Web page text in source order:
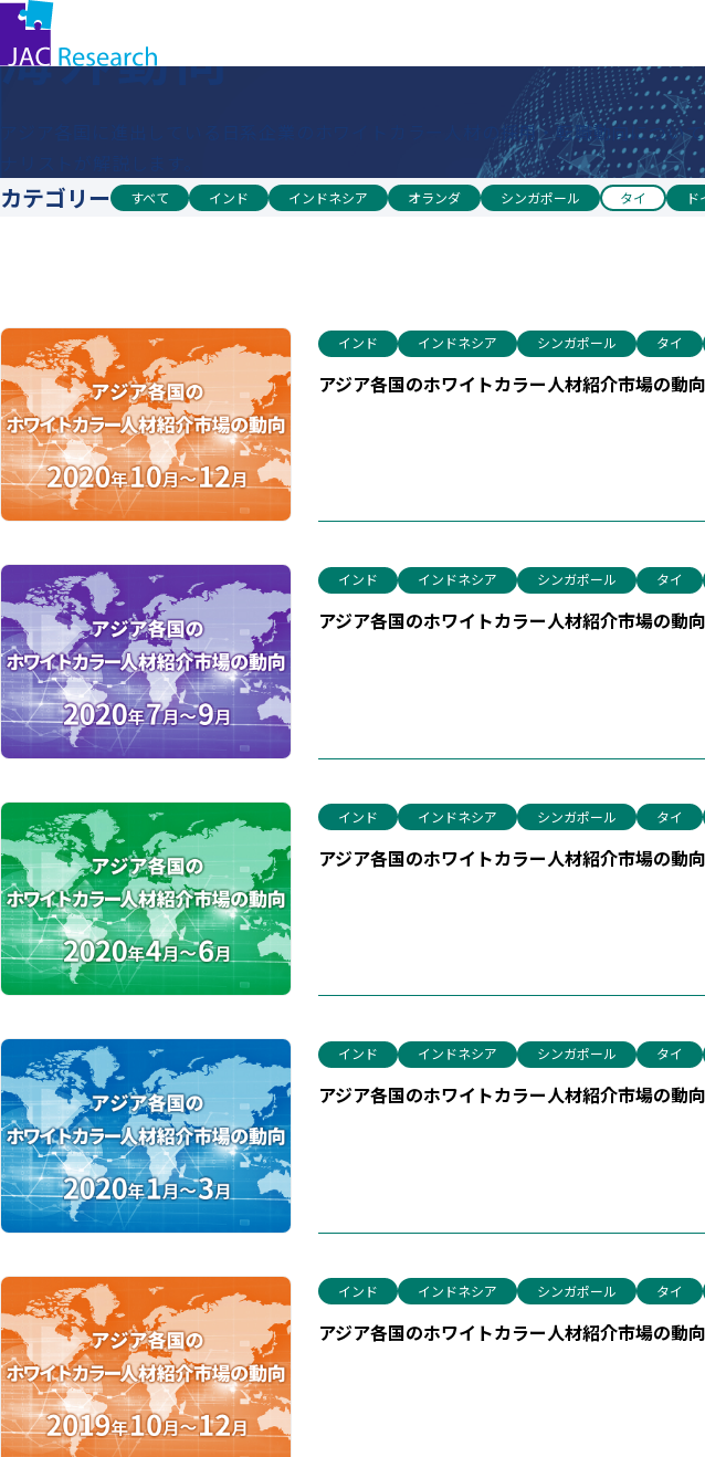
ン
ス
る
トップ
海外動向
アジア各国に進出している日系企業のホワイトカラー人材の採用・転職動向につ
カテゴリー すべて インド インドネシア オランダ シンガポール タイ ド
インド インドネシア シンガポール タイ
アジア各国のホワイトカラー人材紹介市場の動
インド インドネシア シンガポール タイ
アジア各国のホワイトカラー人材紹介市場の動
インド インドネシア シンガポール タイ
アジア各国のホワイトカラー人材紹介市場の動
インド インドネシア シンガポール タイ
アジア各国のホワイトカラー人材紹介市場の動
インド インドネシア シンガポール タイ
アジア各国のホワイトカラー人材紹介市場の動